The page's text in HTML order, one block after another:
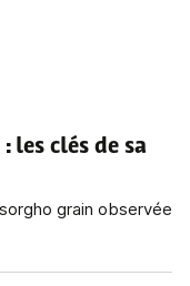
: les clés de sa
grain observée